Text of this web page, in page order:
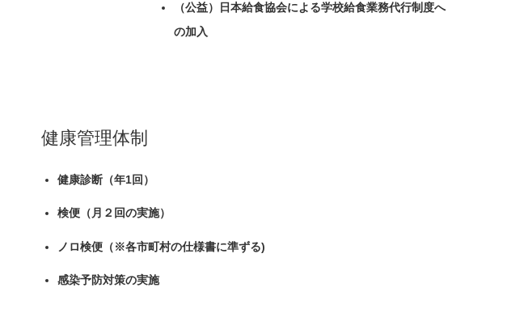
（公益）日本給食協会による学校給食業務代行制度へ
の加入
健康管理体制
健康診断（年1回）
検便（月２回の実施）
ノロ検便（※各市町村の仕様書に準ずる)
感染予防対策の実施